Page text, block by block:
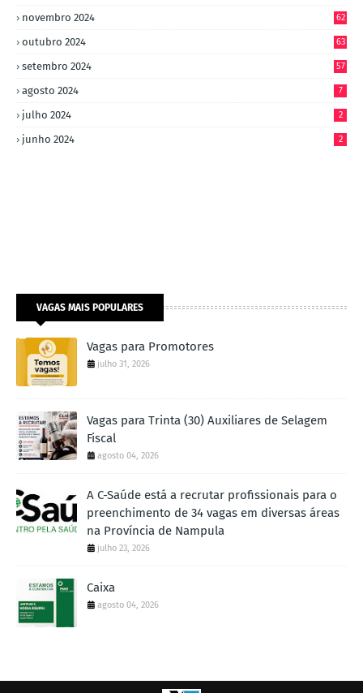
novembro 2024 62
outubro 2024 63
setembro 2024 57
agosto 2024 7
julho 2024 2
junho 2024 2
VAGAS MAIS POPULARES
Vagas para Promotores
julho 31, 2026
Vagas para Trinta (30) Auxiliares de Selagem
Fiscal
agosto 04, 2026
A C-Saúde está a recrutar profissionais para o
preenchimento de 34 vagas em diversas áreas
na Província de Nampula
julho 23, 2026
Caixa
agosto 04, 2026